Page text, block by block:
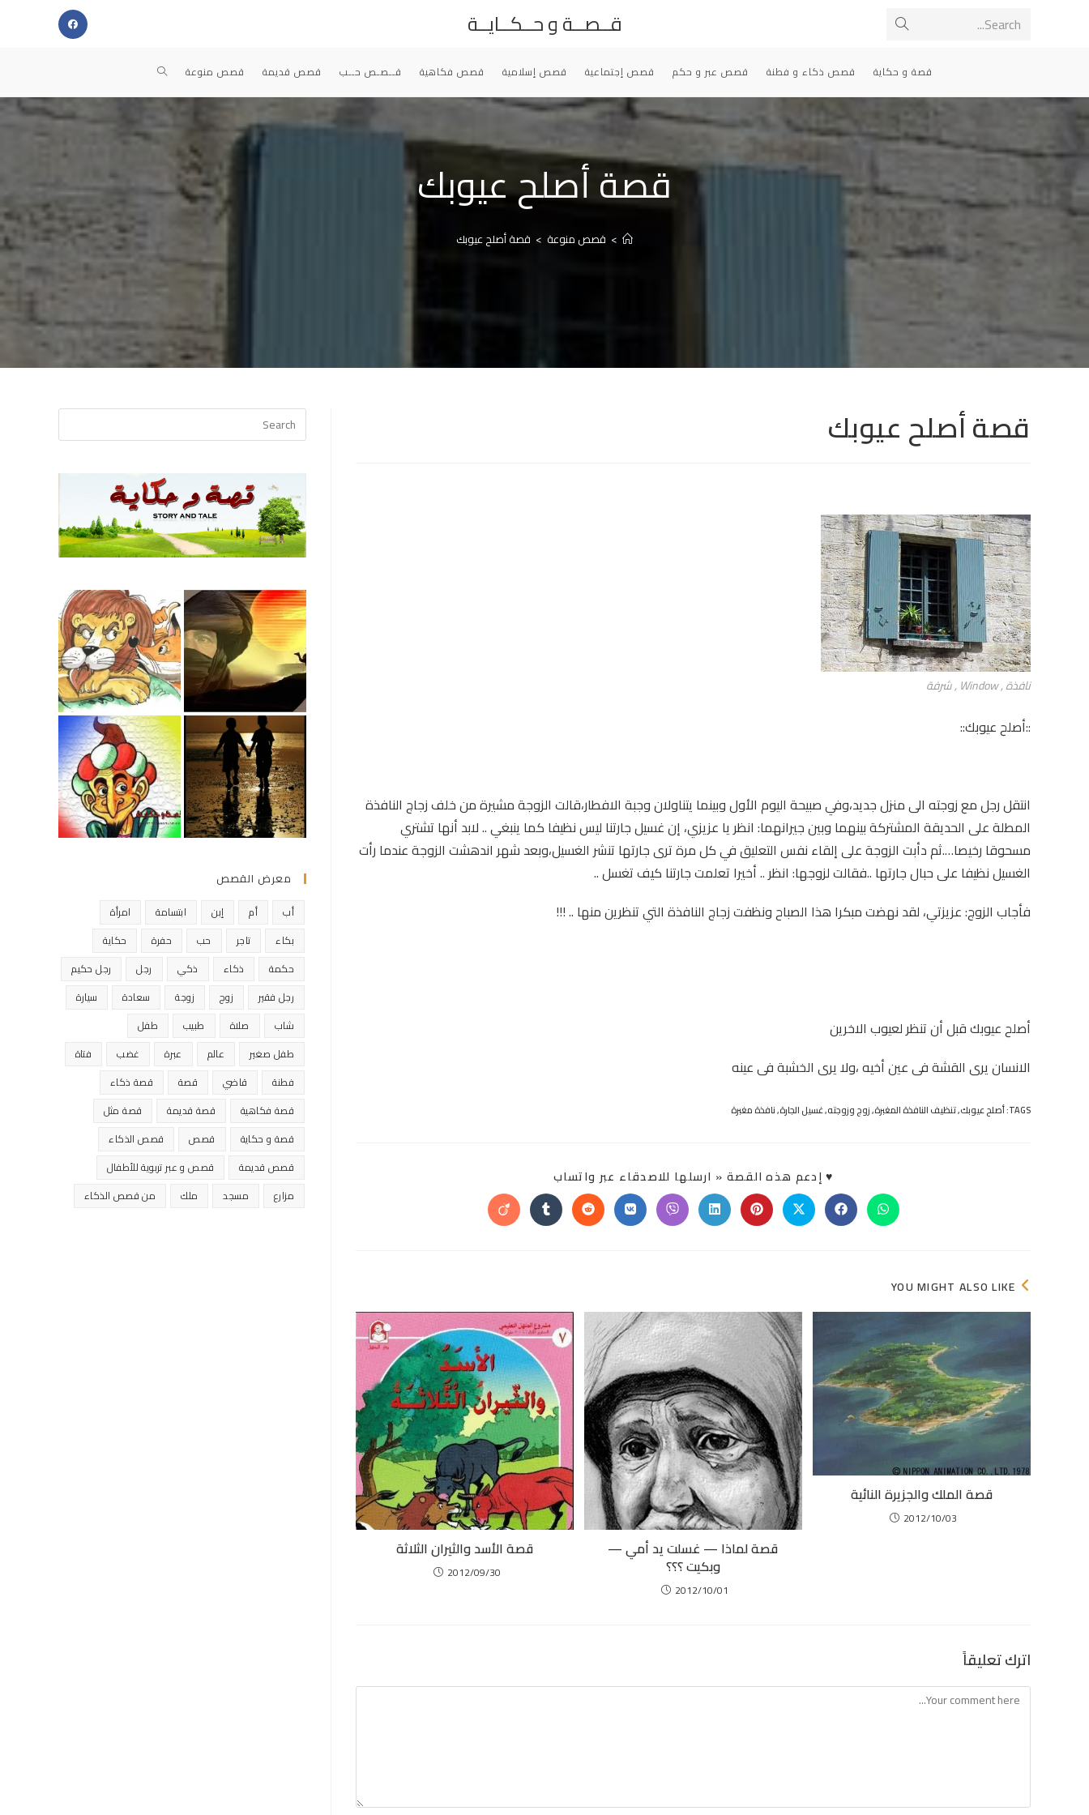
Search...
Submit
قــصــة و حــكــايــة
قصة و حكاية قصص ذكاء و فطنة قصص عبر و حكم قصص إجتماعية قصص إسلامية قصص فكاهية قــصـص حــب قصص قديمة قصص منوعة TOGGLE
WEBSITE
قصة أصلح عيوبك
> قصص منوعة > قصة أصلح عيوبك
قصة أصلح عيوبك
نافذة , Window , شرفة
::أصلح عيوبك::
انتقل رجل مع زوجته الى منزل جديد،وفي صبيحة اليوم الأول وبينما يتناولان وجبة الافطار،قالت الزوجة مشيرة من خلف زجاج النافذة
المطلة على الحديقة المشتركة بينهما وبين جيرانهما: انظر يا عزيزي، إن غسيل جارتنا ليس نظيفا كما ينبغي .. لابد أنها تشتري
مسحوقا رخيصا….ثم دأبت الزوجة على إلقاء نفس التعليق في كل مرة ترى جارتها تنشر الغسيل،وبعد شهر اندهشت الزوجة عندما رأت
الغسيل نظيفا على حبال جارتها ..فقالت لزوجها: انظر .. أخيرا تعلمت جارتنا كيف تغسل ..
فأجاب الزوج: عزيزتي، لقد نهضت مبكرا هذا الصباح ونظفت زجاج النافذة التي تنظرين منها .. !!!
أصلح عيوبك قبل أن تنظر لعيوب الاخرين
الانسان يرى القشة فى عين أخيه ،ولا يرى الخشبة فى عينه
TAGS: أصلح عيوبك,تنظيف النافذة المغبرة,زوج وزوجته,غسيل الجارة,نافذة مغبرة
♥ إدعم هذه القصة « ارسلها للاصدقاء عبر واتسابSHARE
THIS
CONTENT
Opens
in
Opens
in
Opens
in
Opens
in
Opens
in
Opens
in
Opens
in
Opens
in
Opens
in
Opens
in
YOU MIGHT ALSO LIKE
قصة الأسد والثيران الثلاثة
2012/09/30
قصة لماذا — غسلت يد أمي —
وبكيت ؟؟؟
2012/10/01
قصة الملك والجزيرة النائية
2012/10/03
اترك تعليقاً
Comment
معرض القصص
أب أم إبن ابتسامة
امرأة
بكاء
تاجر حب حفرة
حكاية
حكمة
ذكاء ذكي رجل
رجل حكيم
رجل فقير
زوج زوجة سعادة
سيارة
شاب
صلاة طبيب
طفل
طفل صغير
عالم عبرة غضب
فتاة
فطنة
قاضي قصة
قصة ذكاء
قصة فكاهية
قصة قديمة
قصة مثل
قصة و حكاية
قصص
قصص الذكاء
قصص قديمة
قصص و عبر تربوية للأطفال
مزارع
مسجد ملك من قصص الذكاء